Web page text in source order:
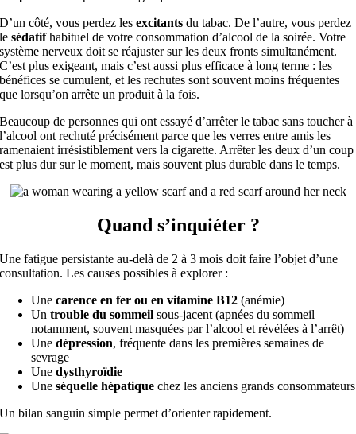
D’un côté, vous perdez lesexcitants du tabac. De l’autre, vous perdez
lesédatifhabituel de votre consommation d’alcool de la soirée. Votre
système nerveux doit se réajuster sur les deux fronts simultanément.
C’est plus exigeant, mais c’est aussi plus efficace à long terme : les
bénéfices se cumulent, et les rechutes sont souvent moins fréquentes
que lorsqu’on arrête un produit à la fois.
Beaucoup de personnes qui ont essayé d’arrêter le tabac sans toucher à
l’alcool ont rechuté précisément parce que les verres entre amis les
ramenaient irrésistiblement vers la cigarette. Arrêter les deux d’un coup
est plus dur sur le moment, mais souvent plus durable dans le temps.
Quand s’inquiéter ?
Une fatigue persistante au-delà de 2 à 3 mois doit faire l’objet d’une
consultation. Les causes possibles à explorer :
Unecarence en fer ou en vitamine B12 (anémie)
Untrouble du sommeil sous-jacent (apnées du sommeil
notamment, souvent masquées par l’alcool et révélées à l’arrêt)
Unedépression, fréquente dans les premières semaines de
sevrage
Unedysthyroïdie
Uneséquelle hépatique chez les anciens grands consommateurs
Un bilan sanguin simple permet d’orienter rapidement.